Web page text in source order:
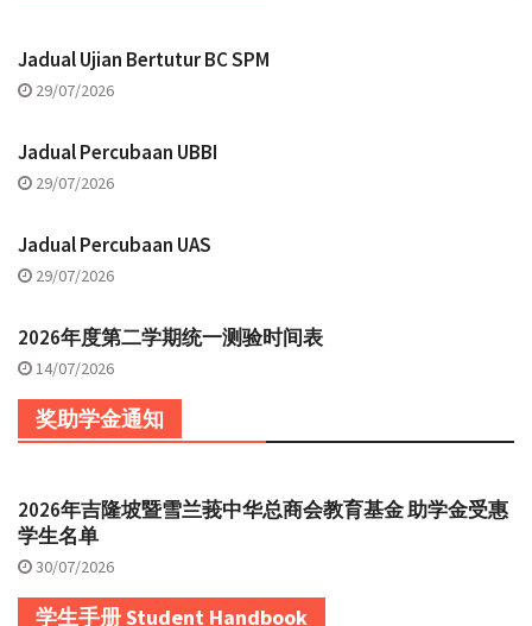
Jadual Ujian Bertutur BC SPM
29/07/2026
Jadual Percubaan UBBI
29/07/2026
Jadual Percubaan UAS
29/07/2026
2026年度第二学期统一测验时间表
14/07/2026
奖助学金通知
2026年吉隆坡暨雪兰莪中华总商会教育基金 助学金受惠
学生名单
30/07/2026
学生手册 Student Handbook